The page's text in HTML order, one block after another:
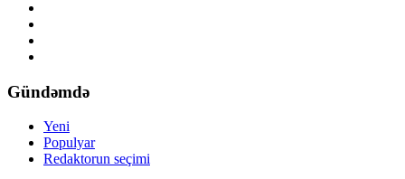
Gündəmdə
Yeni
Populyar
Redaktorun seçimi